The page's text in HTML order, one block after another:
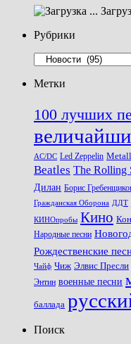
Рубрики
Рубрики
Метки
100 лучших
AC/DC Led Zeppelin
Beatles The Rolling
Дилан Борис
Гражданская Оборона ДДТ
КИНОпробы Кино
Народные песни
Рождественские
Чайф Чиж Элвис Пресли
Энтин военные песни
баллада
Поиск